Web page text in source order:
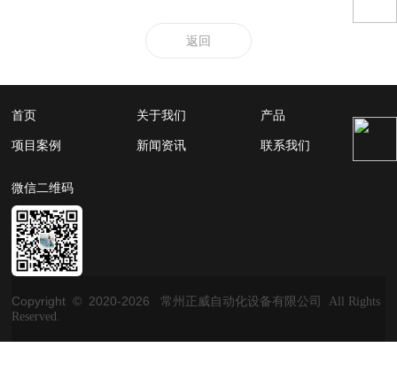
返回
首页 关于我们 产品
项目案例 新闻资讯 联系我们
微信二维码
Copyright © 2020-2026
常州正威自动化设备有限公司 All Rights
Reserved.